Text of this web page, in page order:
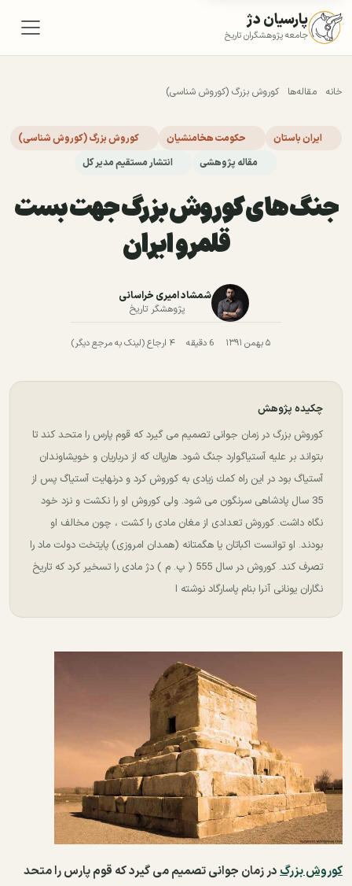
پارسیان دژ
جامعه پژوهشگران تاریخ
خانه مقاله‌ها کوروش بزرگ (کوروش شناسی)
ایران باستان حکومت هخامنشیان
کوروش بزرگ (کوروش شناسی)
مقاله پژوهشی
انتشار مستقیم مدیر کل
جنگ های کوروش بزرگ جهت بست
قلمرو ایران
شمشاد امیری خراسانی
پژوهشگر تاریخ
۵ بهمن ۱۳۹۱ 6 دقیقه ۴ ارجاع (لینک به مرجع دیگر)
چکیده پژوهش
کوروش بزرگ در زمان جوانی تصمیم می گیرد كه قوم پارس را متحد كند تا
بتواند بر علیه آستیاگوارد جنگ شود. هارپاك كه از درباریان و خویشاوندان
آستیاگ بود در این راه كمك زیادی به كوروش كرد و درنهایت آستیاگ پس از
35 سال پادشاهی سرنگون می شود. ولی كوروش او را نكشت و نزد خود
نگاه داشت. كوروش تعدادی از مغان مادی را كشت ، چون مخالف او
بودند. او توانست اكباتان یا هگمتانه (همدان امروزی) پایتخت دولت ماد را
تصرف كند. كوروش در سال 555 ( پ. م ) دژ مادی را تسخیر كرد كه تاریخ
نگاران یونانی آنرا بنام پاسارگاد نوشته ا
کوروش بزرگدر زمان جوانی تصمیم می گیرد كه قوم پارس را متحد